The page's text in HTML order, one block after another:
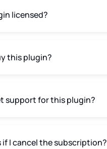
licensed?
this plugin?
support for this plugin?
I cancel the subscription?